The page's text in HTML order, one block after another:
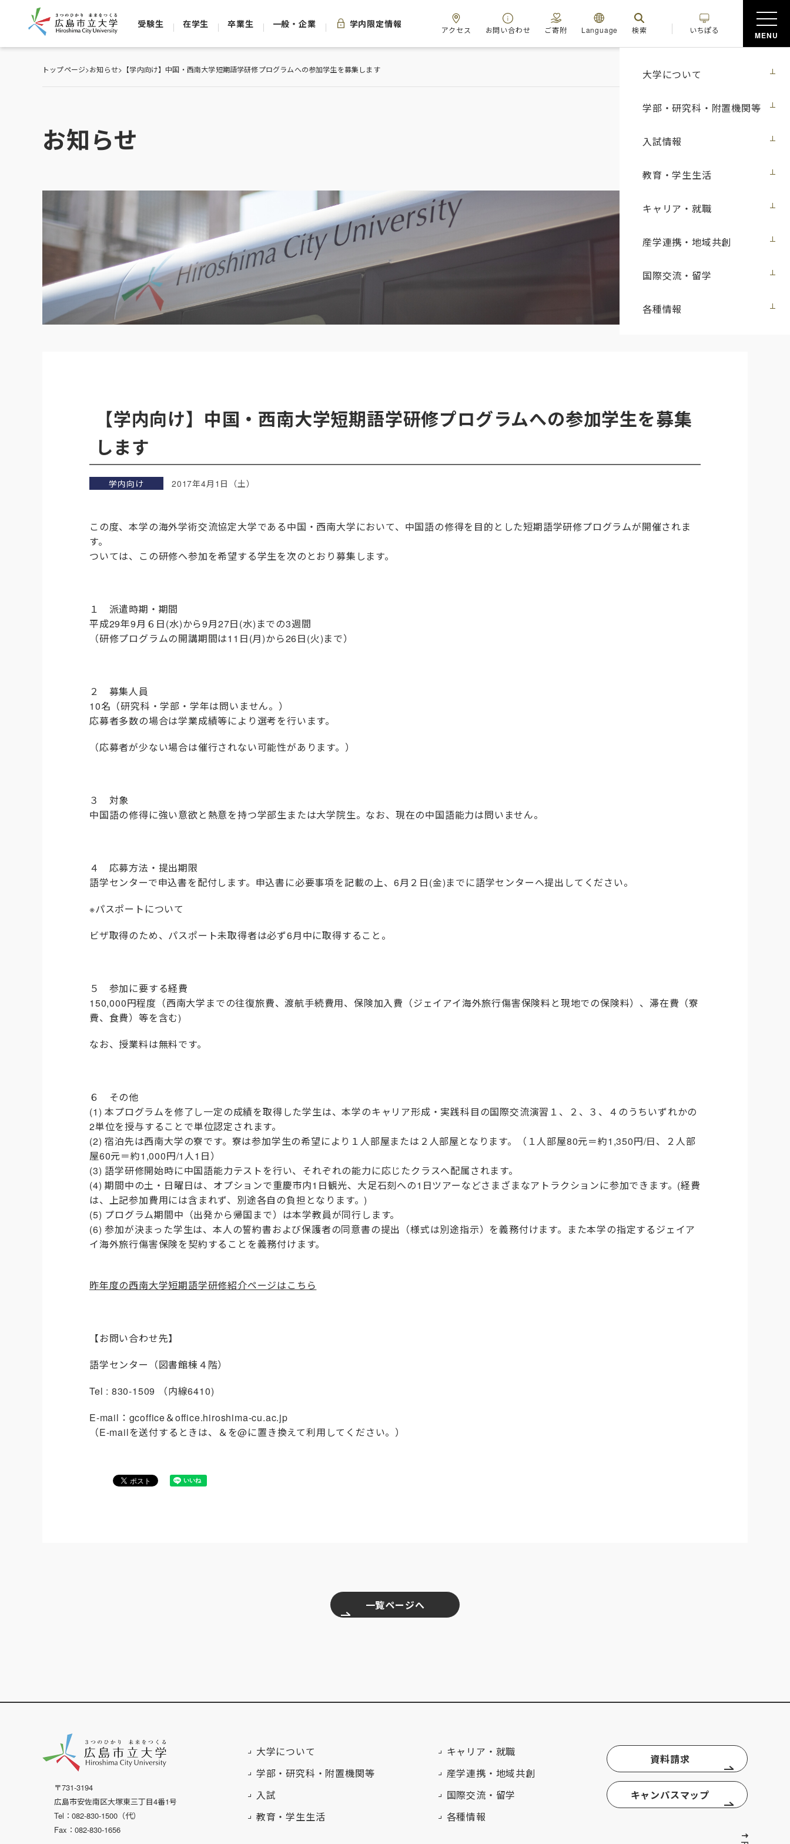
大学について
学部・研究科・附置機関等
入試情報
教育・学生生活
キャリア・就職
産学連携・地域共創
国際交流・留学
各種情報
受験生 在学生 卒業生 一般・企業 学内限定情報
アクセス お問い合わせ ご寄附 Language 検索 いちぽる
MENU
トップページ>お知らせ> 【学内向け】中国・西南大学短期語学研修プログラムへの参加学生を募集します
お知らせ
【学内向け】中国・西南大学短期語学研修プログラムへの参加学生を募集
します
学内向け 2017年4月1日（土）
この度、本学の海外学術交流協定大学である中国・西南大学において、中国語の修得を目的とした短期語学研修プログラムが開催されま
す。
ついては、この研修へ参加を希望する学生を次のとおり募集します。
１ 派遣時期・期間
平成29年9月６日(水)から9月27日(水)までの3週間
（研修プログラムの開講期間は11日(月)から26日(火)まで）
２ 募集人員
10名（研究科・学部・学年は問いません。）
応募者多数の場合は学業成績等により選考を行います。
（応募者が少ない場合は催行されない可能性があります。）
３ 対象
中国語の修得に強い意欲と熱意を持つ学部生または大学院生。なお、現在の中国語能力は問いません。
４ 応募方法・提出期限
語学センターで申込書を配付します。申込書に必要事項を記載の上、6月２日(金)までに語学センターへ提出してください。
※パスポートについて
ビザ取得のため、パスポート未取得者は必ず6月中に取得すること。
５ 参加に要する経費
150,000円程度（西南大学までの往復旅費、渡航手続費用、保険加入費（ジェイアイ海外旅行傷害保険料と現地での保険料）、滞在費（寮
費、食費）等を含む)
なお、授業料は無料です。
６ その他
(1) 本プログラムを修了し一定の成績を取得した学生は、本学のキャリア形成・実践科目の国際交流演習１、２、３、４のうちいずれかの
2単位を授与することで単位認定されます。
(2) 宿泊先は西南大学の寮です。寮は参加学生の希望により１人部屋または２人部屋となります。（１人部屋80元＝約1,350円/日、２人部
屋60元＝約1,000円/1人1日）
(3) 語学研修開始時に中国語能力テストを行い、それぞれの能力に応じたクラスへ配属されます。
(4) 期間中の土・日曜日は、オプションで重慶市内1日観光、大足石刻への1日ツアーなどさまざまなアトラクションに参加できます。(経費
は、上記参加費用には含まれず、別途各自の負担となります。)
(5) プログラム期間中（出発から帰国まで）は本学教員が同行します。
(6) 参加が決まった学生は、本人の誓約書および保護者の同意書の提出（様式は別途指示）を義務付けます。また本学の指定するジェイア
イ海外旅行傷害保険を契約することを義務付けます。
昨年度の西南大学短期語学研修紹介ページはこちら
【お問い合わせ先】
語学センター（図書館棟４階）
Tel : 830-1509 （内線6410)
E-mail：gcoffice＆office.hiroshima-cu.ac.jp
（E-mailを送付するときは、＆を@に置き換えて利用してください。）
一覧ページへ
〒731-3194
広島市安佐南区大塚東三丁目4番1号
Tel：082-830-1500（代）
Fax：082-830-1656
大学について
学部・研究科・附置機関等
入試
教育・学生生活
キャリア・就職
産学連携・地域共創
国際交流・留学
各種情報
資料請求
キャンパスマップ